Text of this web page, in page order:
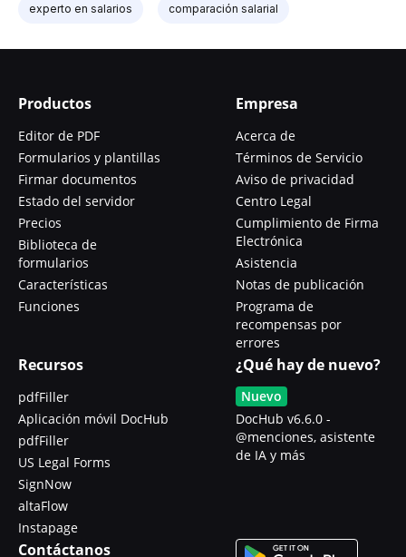
experto en salarios comparación salarial
Productos
Editor de PDF
Formularios y plantillas
Firmar documentos
Estado del servidor
Precios
Biblioteca de
formularios
Características
Funciones
Empresa
Acerca de
Términos de Servicio
Aviso de privacidad
Centro Legal
Cumplimiento de Firma
Electrónica
Asistencia
Notas de publicación
Programa de
recompensas por
errores
Recursos
pdfFiller
Aplicación móvil DocHub
pdfFiller
US Legal Forms
SignNow
altaFlow
Instapage
¿Qué hay de nuevo?
Nuevo
DocHub v6.6.0 -
@menciones, asistente
de IA y más
Contáctanos